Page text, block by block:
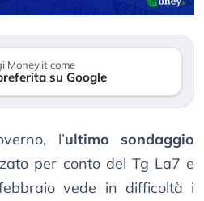
Money.it come
su Google
l’ultimo sondaggio
per conto del Tg La7 e
vede in difficoltà i